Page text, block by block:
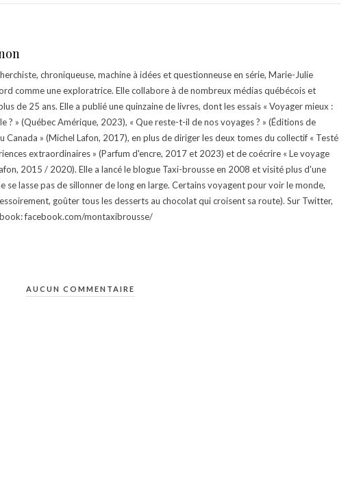
chroniqueuse, machine à idées et questionneuse en série, Marie-Julie
comme une exploratrice. Elle collabore à de nombreux médias québécois et
de 25 ans. Elle a publié une quinzaine de livres, dont les essais « Voyager mieux :
? » (Québec Amérique, 2023), « Que reste-t-il de nos voyages ? » (Éditions de
» (Michel Lafon, 2017), en plus de diriger les deux tomes du collectif « Testé
extraordinaires » (Parfum d'encre, 2017 et 2023) et de coécrire « Le voyage
2015 / 2020). Elle a lancé le blogue Taxi-brousse en 2008 et visité plus d'une
se lasse pas de sillonner de long en large. Certains voyagent pour voir le monde,
goûter tous les desserts au chocolat qui croisent sa route). Sur Twitter,
facebook.com/montaxibrousse/
AUCUN COMMENTAIRE